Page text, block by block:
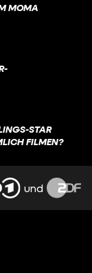
MOMA
V
STAR
FILMEN?
und